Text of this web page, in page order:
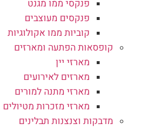
פנקסי ממו מגנט
פנקסים מעוצבים
קוביות ממו אקולוגיות
קופסאות הפתעה ומארזים
מארזי יין
מארזים לאירועים
מארזי מתנה למורים
מארזי מזכרות מטיולים
מדבקות וצנצנות תבלינים